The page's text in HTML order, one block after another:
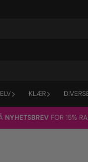
KLÆR
NYHETSBREV FOR 15%